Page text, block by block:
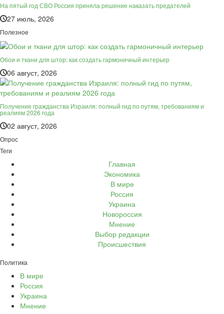
На пятый год СВО Россия приняла решение наказать предателей
27 июль, 2026
Полезное
Обои и ткани для штор: как создать гармоничный интерьер
06 август, 2026
Получение гражданства Израиля: полный гид по путям, требованиям и
реалиям 2026 года
02 август, 2026
Опрос
Теги
Главная
Экономика
В мире
Россия
Украина
Новороссия
Мнение
Выбор редакции
Происшествия
Политика
В мире
Россия
Украина
Мнение